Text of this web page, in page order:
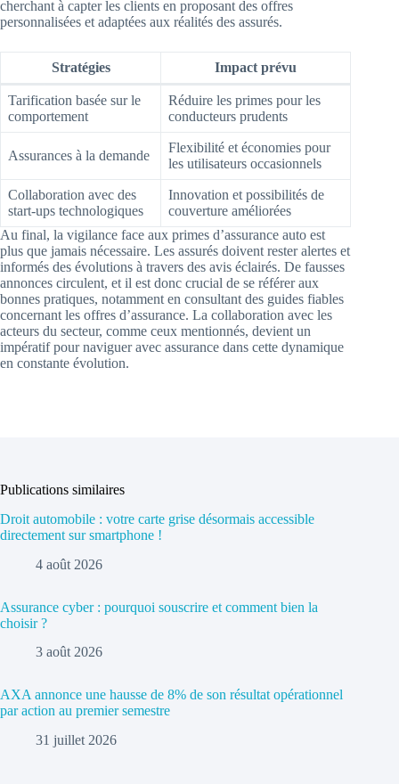
cherchant à capter les clients en proposant des offres
personnalisées et adaptées aux réalités des assurés.
Stratégies Impact prévu
Tarification basée sur le
comportement
Réduire les primes pour les
conducteurs prudents
Assurances à la demande
Flexibilité et économies pour
les utilisateurs occasionnels
Collaboration avec des
start-ups technologiques
Innovation et possibilités de
couverture améliorées
Au final, la vigilance face aux primes d’assurance auto est
plus que jamais nécessaire. Les assurés doivent rester alertes et
informés des évolutions à travers des avis éclairés. De fausses
annonces circulent, et il est donc crucial de se référer aux
bonnes pratiques, notamment en consultant des guides fiables
concernant les offres d’assurance. La collaboration avec les
acteurs du secteur, comme ceux mentionnés, devient un
impératif pour naviguer avec assurance dans cette dynamique
en constante évolution.
Publications similaires
Droit automobile : votre carte grise désormais accessible
directement sur smartphone !
4 août 2026
Assurance cyber : pourquoi souscrire et comment bien la
choisir ?
3 août 2026
AXA annonce une hausse de 8% de son résultat opérationnel
par action au premier semestre
31 juillet 2026